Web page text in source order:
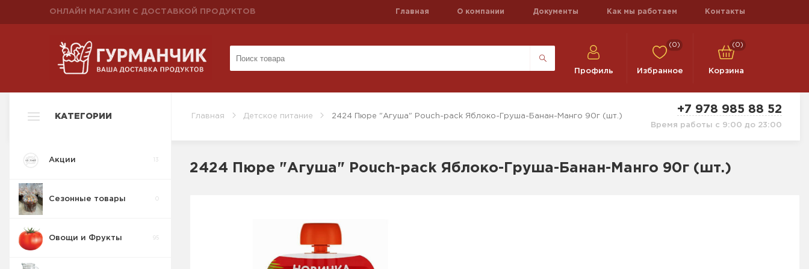
ОНЛАЙН МАГАЗИН С ДОСТАВКОЙ ПРОДУКТОВ Главная О компании Документы Как мы работаем Контакты
Профиль
(0)
Избранное
(0)
Корзина
Главная Детское питание 2424 Пюре "Агуша" Pouch-pack Яблоко-Груша-Банан-Манго 90г (шт.)
+7 978 985 88 52
Время работы с 9:00 до 23:00
КАТЕГОРИИ
Акции 13
Сезонные товары
Овощи и Фрукты 95
2424 Пюре "Агуша" Pouch-pack Яблоко-Груша-Банан-Манго 90г (шт.)